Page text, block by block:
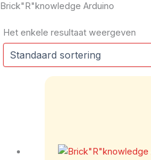
Brick"R"knowledge Arduino
Het enkele resultaat weergeven